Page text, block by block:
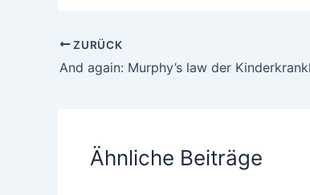
ZURÜCK
Ähnliche Beiträge